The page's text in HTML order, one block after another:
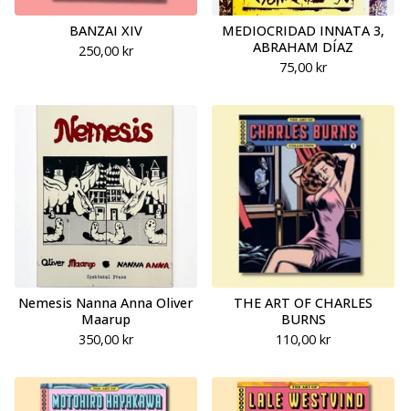
BANZAI XIV
250,00 kr
MEDIOCRIDAD INNATA 3,
ABRAHAM DÍAZ
75,00 kr
Nemesis Nanna Anna Oliver
Maarup
350,00 kr
THE ART OF CHARLES
BURNS
110,00 kr